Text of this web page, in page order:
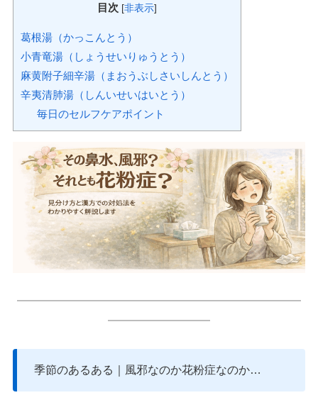
目次 [非表示]
葛根湯（かっこんとう）
小青竜湯（しょうせいりゅうとう）
麻黄附子細辛湯（まおうぶしさいしんとう）
辛夷清肺湯（しんいせいはいとう）
毎日のセルフケアポイント
━━━━━━━━━━━━━━━━━━━━━━━━━
━━━━━━━━━
季節のあるある｜風邪なのか花粉症なのか…